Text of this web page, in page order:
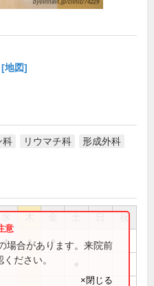
[地図]
科 リウマチ科
形成外科
祝
● ● ●
場合があります。来院前
ださい。
×閉じる